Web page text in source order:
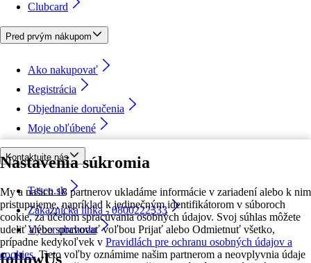
Nastavenia súkromia
My a našich 18 partnerov ukladáme informácie v zariadení alebo k nim
pristupujeme, napríklad k jedinečným identifikátorom v súboroch
cookie, za účelom spracúvania osobných údajov. Svoj súhlas môžete
udeliť alebo spravovať voľbou Prijať alebo Odmietnuť všetko,
prípadne kedykoľvek v Pravidlách pre ochranu osobných údajov a
cookies. Tieto voľby oznámime našim partnerom a neovplyvnia údaje
Clubcard
Pred prvým nákupom
Ako nakupovať
Registrácia
Objednanie doručenia
Moje obľúbené
Kontaktujte nás
Tesco.sk
Zákaznícka linka - 0800222333
Výber obchodu
followUs